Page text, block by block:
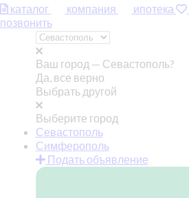
каталог компания ипотека
позвонить
Ваш город — Севастополь?
Да, все верно
Выбрать другой
Выберите город
Севастополь
Симферополь
Подать объявление